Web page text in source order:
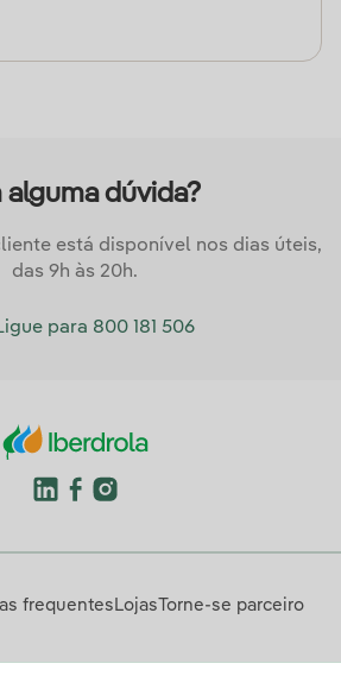
alguma dúvida?
está disponível nos dias úteis,
das 9h às 20h.
para 800 181 506
frequentesLojasTorne-se parceiro